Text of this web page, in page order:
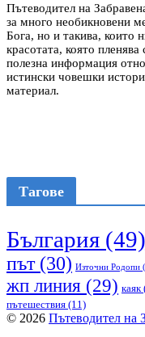
Пътеводител на
за много необикновени
Бога, но и такива, които
красотата, която
полезна информация
истински човешки
материал.
Тагове
България (49)
път(30) Източни Родопи
жп линия (29) каяк
пътешествия (11)
© 2026 Пътеводител на